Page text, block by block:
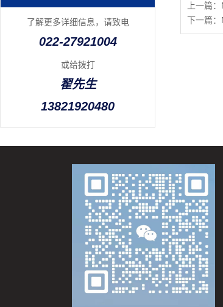
了解更多详细信息，请致电
022-27921004
或给拨打
翟先生
13821920480
上一篇：
下一篇：